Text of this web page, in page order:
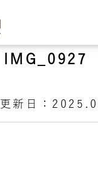
IMG_0927
更新日：